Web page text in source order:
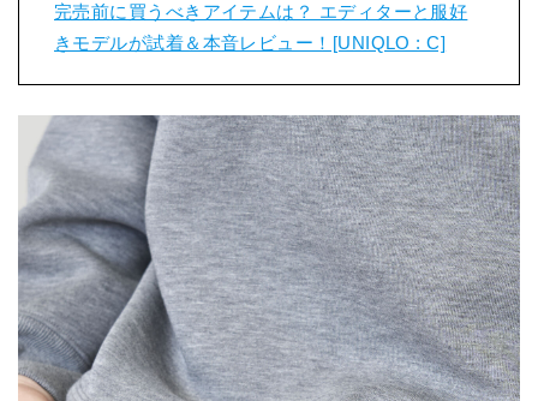
完売前に買うべきアイテムは？ エディターと服好
きモデルが試着＆本音レビュー！[UNIQLO : C]